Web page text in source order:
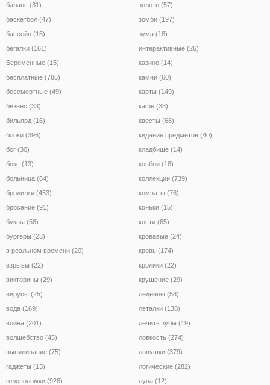
баланс (31)
баскетбол (47)
бассейн (15)
бегалки (161)
Беременные (15)
бесплатные (785)
бессмертные (49)
бизнес (33)
бильярд (16)
блоки (396)
бог (30)
бокс (13)
больница (64)
бродилки (453)
бросание (91)
буквы (58)
бургеры (23)
в реальном времени (20)
взрывы (22)
викторины (29)
вирусы (25)
вода (169)
война (201)
волшебство (45)
выпиливание (75)
гаджеты (13)
головоломки (928)
золото (57)
зомби (197)
зума (18)
интерактивные (26)
казино (14)
камни (60)
карты (149)
кафе (33)
квесты (68)
кидание предметов (40)
кладбище (14)
ковбои (18)
коллекции (739)
комнаты (76)
коньки (15)
кости (65)
кровавые (24)
кровь (174)
кролики (22)
крушение (29)
леденцы (58)
леталки (138)
лечить зубы (19)
ловкость (274)
ловушки (379)
логические (282)
луна (12)